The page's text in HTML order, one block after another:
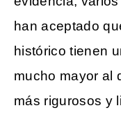
han aceptado
histórico tienen
mucho mayor al
más rigurosos y